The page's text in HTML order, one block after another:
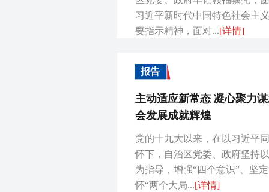
习近平新时代中国特色社会主
要指示精神，面对...[详情]
报告
主动适应新常态 凝心聚力
会发展成就辉煌
党的十九大以来，在以习近平
怀下，自治区党委、政府坚持
为指导，增强“四个意识”、坚
怀“两个大局...[详情]